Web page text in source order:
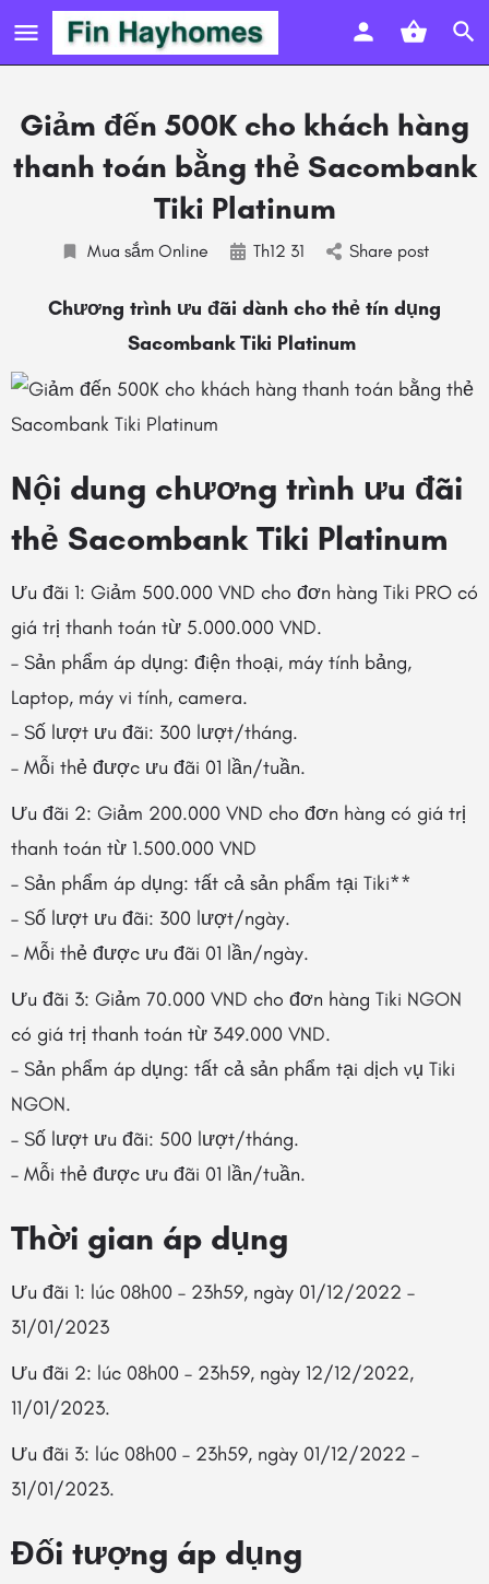
Giảm đến 500K cho khách hàng
thanh toán bằng thẻ Sacombank
Tiki Platinum
Mua sắm Online Th12 31 Share post
Chương trình ưu đãi dành cho thẻ tín dụng
Sacombank Tiki Platinum
Nội dung chương trình ưu đãi
thẻ Sacombank Tiki Platinum
Ưu đãi 1: Giảm 500.000 VND cho đơn hàng Tiki PRO có
giá trị thanh toán từ 5.000.000 VND.
– Sản phẩm áp dụng: điện thoại, máy tính bảng,
Laptop, máy vi tính, camera.
– Số lượt ưu đãi: 300 lượt/tháng.
– Mỗi thẻ được ưu đãi 01 lần/tuần.
Ưu đãi 2: Giảm 200.000 VND cho đơn hàng có giá trị
thanh toán từ 1.500.000 VND
– Sản phẩm áp dụng: tất cả sản phẩm tại Tiki**
– Số lượt ưu đãi: 300 lượt/ngày.
– Mỗi thẻ được ưu đãi 01 lần/ngày.
Ưu đãi 3: Giảm 70.000 VND cho đơn hàng Tiki NGON
có giá trị thanh toán từ 349.000 VND.
– Sản phẩm áp dụng: tất cả sản phẩm tại dịch vụ Tiki
NGON.
– Số lượt ưu đãi: 500 lượt/tháng.
– Mỗi thẻ được ưu đãi 01 lần/tuần.
Thời gian áp dụng
Ưu đãi 1: lúc 08h00 – 23h59, ngày 01/12/2022 –
31/01/2023
Ưu đãi 2: lúc 08h00 – 23h59, ngày 12/12/2022,
11/01/2023.
Ưu đãi 3: lúc 08h00 – 23h59, ngày 01/12/2022 –
31/01/2023.
Đối tượng áp dụng